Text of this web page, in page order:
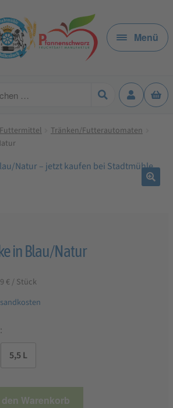
Menü
Futtermittel
Tränken/Futterautomaten
in Blau/Natur
€/Stück
5,5 L
den Warenkorb